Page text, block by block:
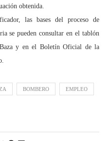
obtenida.
las bases del proceso de
se pueden consultar en el tablón
y en el Boletín Oficial de la
BOMBERO EMPLEO